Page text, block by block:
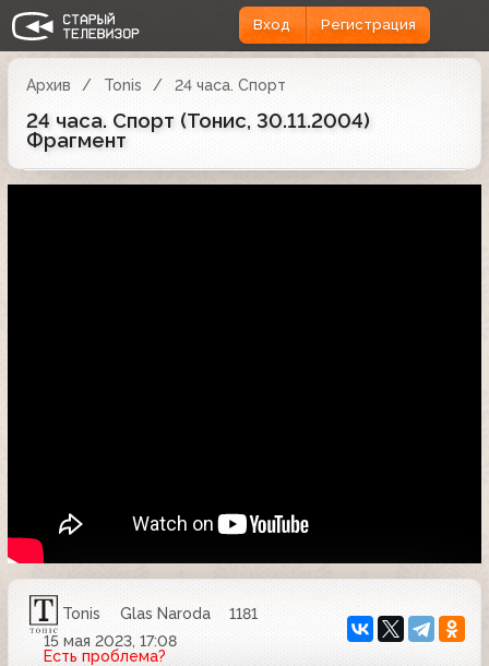
Вход Регистрация
Архив Tonis 24 часа. Спорт
24 часа. Спорт (Тонис, 30.11.2004)
Фрагмент
Tonis Glas Naroda
1181
15 мая 2023, 17:08
Есть проблема?